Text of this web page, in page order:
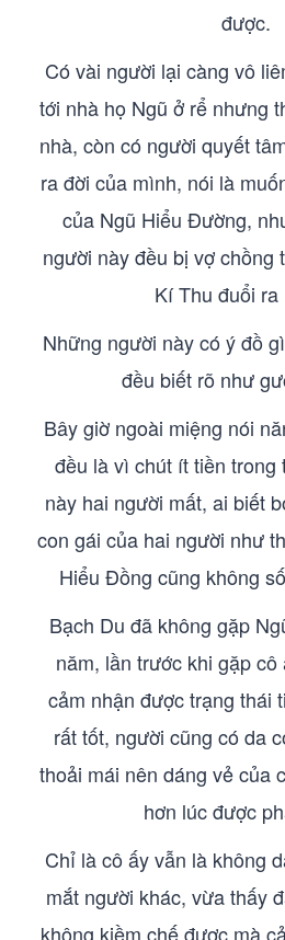
được.
Có vài người lại càng vô
tới nhà họ Ngũ ở rể nhưng
nhà, còn có người quyết
ra đời của mình, nói là
của Ngũ Hiểu Đường,
người này đều bị vợ chồng
Kí Thu đuổi ra
Những người này có ý đồ
đều biết rõ như
Bây giờ ngoài miệng nói
đều là vì chút ít tiền trong
này hai người mất, ai biết
con gái của hai người như
Hiểu Đồng cũng không
Bạch Du đã không gặp
năm, lần trước khi gặp
cảm nhận được trạng thái
rất tốt, người cũng có da
thoải mái nên dáng vẻ của
hơn lúc được
Chỉ là cô ấy vẫn là không
mắt người khác, vừa thấy
không kiềm chế được mà